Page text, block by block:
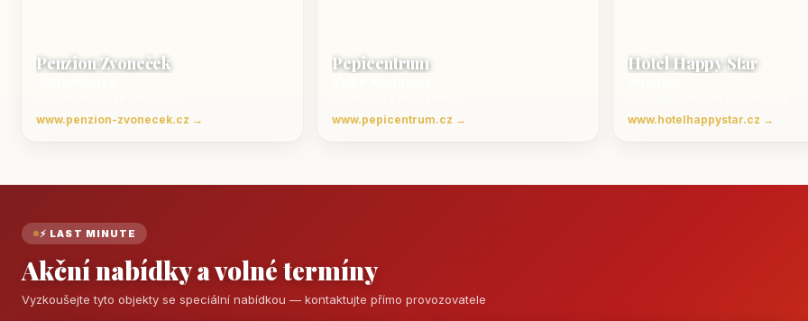
Penzion Zvoneček
www.penzion-zvonecek.cz →
Pepicentrum
www.pepicentrum.cz →
Hotel Happy Star
www.hotelhappystar.cz →
⚡ LAST MINUTE
Akční nabídky a volné termíny
Vyzkoušejte tyto objekty se speciální nabídkou — kontaktujte přímo provozovatele